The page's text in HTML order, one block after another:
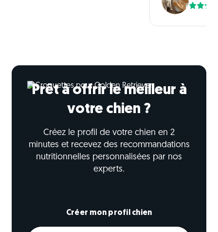
Prêt à offrir le meilleur à
votre chien ?
Créez le profil de votre chien en 2
minutes et recevez des recommandations
nutritionnelles personnalisées par nos
experts.
Créer mon profil chien